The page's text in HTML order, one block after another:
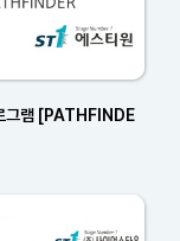
그램 [PATHFINDE